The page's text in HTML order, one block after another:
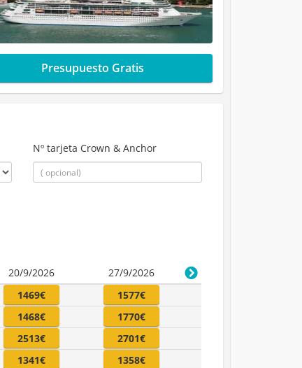
Presupuesto Gratis
Nº tarjeta Crown & Anchor
20/9/2026
27/9/2026
1469€
1577€
1468€
1770€
2513€
2701€
1341€ 1358€